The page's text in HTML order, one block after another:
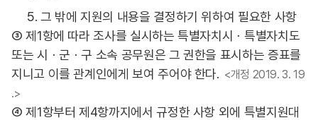
5. 그 밖에 지원의 내용을 결정하기 위하여 필요한 사항
③ 제1항에 따라 조사를 실시하는 특별자치시ㆍ특별자치도
또는 시ㆍ군ㆍ구 소속 공무원은 그 권한을 표시하는 증표를
지니고 이를 관계인에게 보여 주어야 한다. <개정 2019. 3. 19
.>
④ 제1항부터 제4항까지에서 규정한 사항 외에 특별지원대